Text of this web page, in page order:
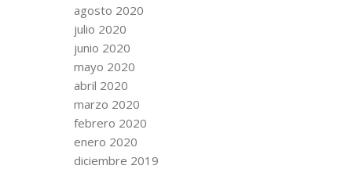
agosto 2020
julio 2020
junio 2020
mayo 2020
abril 2020
marzo 2020
febrero 2020
enero 2020
diciembre 2019